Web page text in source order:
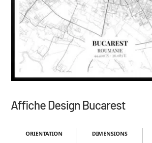
Affiche Design Bucarest
ORIENTATION DIMENSIONS